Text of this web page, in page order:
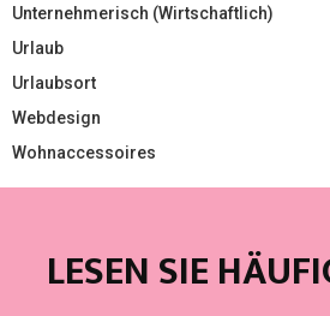
Unternehmerisch (Wirtschaftlich)
Urlaub
Urlaubsort
Webdesign
Wohnaccessoires
LESEN SIE